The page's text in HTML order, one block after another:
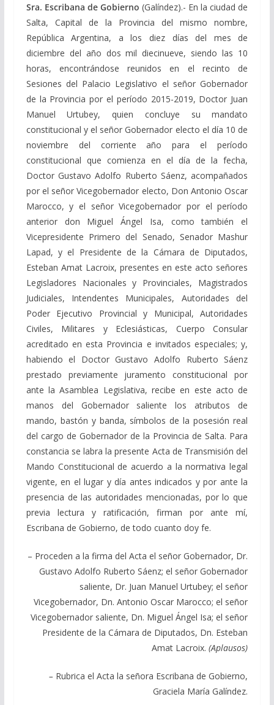
Sra. Escribana de Gobierno (Galíndez).- En la ciudad de
Salta, Capital de la Provincia del mismo nombre,
República Argentina, a los diez días del mes de
diciembre del año dos mil diecinueve, siendo las 10
horas, encontrándose reunidos en el recinto de
Sesiones del Palacio Legislativo el señor Gobernador
de la Provincia por el período 2015-2019, Doctor Juan
Manuel Urtubey, quien concluye su mandato
constitucional y el señor Gobernador electo el día 10 de
noviembre del corriente año para el período
constitucional que comienza en el día de la fecha,
Doctor Gustavo Adolfo Ruberto Sáenz, acompañados
por el señor Vicegobernador electo, Don Antonio Oscar
Marocco, y el señor Vicegobernador por el período
anterior don Miguel Ángel Isa, como también el
Vicepresidente Primero del Senado, Senador Mashur
Lapad, y el Presidente de la Cámara de Diputados,
Esteban Amat Lacroix, presentes en este acto señores
Legisladores Nacionales y Provinciales, Magistrados
Judiciales, Intendentes Municipales, Autoridades del
Poder Ejecutivo Provincial y Municipal, Autoridades
Civiles, Militares y Eclesiásticas, Cuerpo Consular
acreditado en esta Provincia e invitados especiales; y,
habiendo el Doctor Gustavo Adolfo Ruberto Sáenz
prestado previamente juramento constitucional por
ante la Asamblea Legislativa, recibe en este acto de
manos del Gobernador saliente los atributos de
mando, bastón y banda, símbolos de la posesión real
del cargo de Gobernador de la Provincia de Salta. Para
constancia se labra la presente Acta de Transmisión del
Mando Constitucional de acuerdo a la normativa legal
vigente, en el lugar y día antes indicados y por ante la
presencia de las autoridades mencionadas, por lo que
previa lectura y ratificación, firman por ante mí,
Escribana de Gobierno, de todo cuanto doy fe.
– Proceden a la firma del Acta el señor Gobernador, Dr.
Gustavo Adolfo Ruberto Sáenz; el señor Gobernador
saliente, Dr. Juan Manuel Urtubey; el señor
Vicegobernador, Dn. Antonio Oscar Marocco; el señor
Vicegobernador saliente, Dn. Miguel Ángel Isa; el señor
Presidente de la Cámara de Diputados, Dn. Esteban
Amat Lacroix.(Aplausos)
– Rubrica el Acta la señora Escribana de Gobierno,
Graciela María Galíndez.